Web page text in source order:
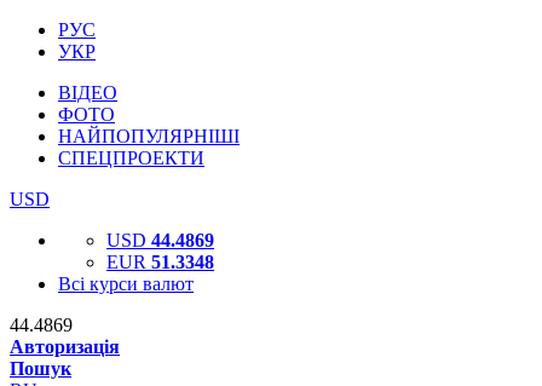
РУС
УКР
ВІДЕО
ФОТО
НАЙПОПУЛЯРНІШІ
СПЕЦПРОЕКТИ
USD
USD 44.4869
EUR 51.3348
Всі курси валют
44.4869
Авторизація
Пошук